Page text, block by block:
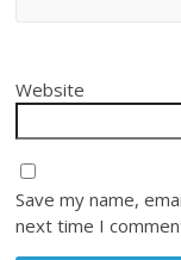
Website
Save my name,
next time I